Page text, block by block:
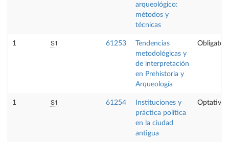
arqueológico:
métodos y
técnicas
1 S1 61253
Tendencias
metodológicas y
de interpretación
en Prehistoria y
Arqueología
1 S1 61254
Instituciones y
práctica política
en la ciudad
antigua
Optativa